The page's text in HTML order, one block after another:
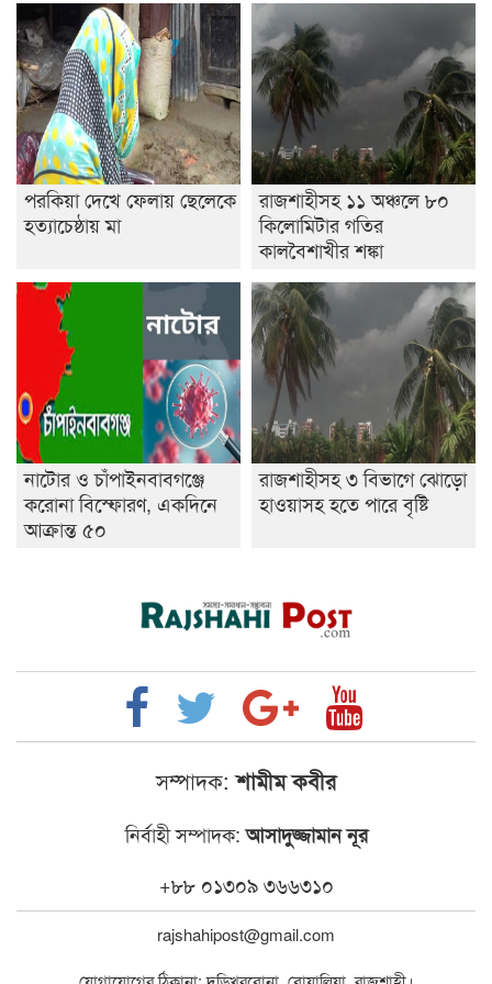
পরকিয়া দেখে ফেলায় ছেলেকে
হত্যাচেষ্ঠায় মা
রাজশাহীসহ ১১ অঞ্চলে ৮০
কিলোমিটার গতির
কালবৈশাখীর শঙ্কা
নাটোর ও চাঁপাইনবাবগঞ্জে
করোনা বিস্ফোরণ, একদিনে
আক্রান্ত ৫০
রাজশাহীসহ ৩ বিভাগে ঝোড়ো
হাওয়াসহ হতে পারে বৃষ্টি
সম্পাদক: শামীম কবীর
নির্বাহী সম্পাদক:আসাদুজ্জামান নূর
+৮৮ ০১৩০৯ ৩৬৬৩১০
rajshahipost@gmail.com